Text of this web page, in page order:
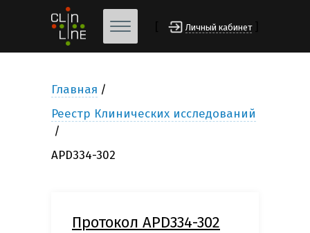
Личный кабинет
Главная
Реестр Клинических исследований
APD334-302
Протокол APD334-302